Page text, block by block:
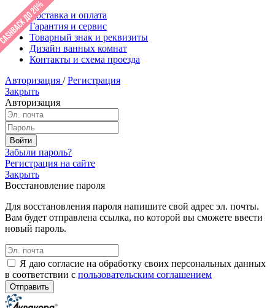
Доставка и оплата
Гарантия и сервис
Товарный знак и реквизиты
Дизайн ванных комнат
Контакты и схема проезда
Авторизация / Регистрация
Закрыть
Авторизация
Забыли пароль?
Регистрация на сайте
Закрыть
Восстановление пароля
Для восстановления пароля напишите свой адрес эл. почты.
Вам будет отправлена ссылка, по которой вы сможете ввести
новый пароль.
Я даю согласие на обработку своих персональных данных
в соответствии с пользовательским соглашением